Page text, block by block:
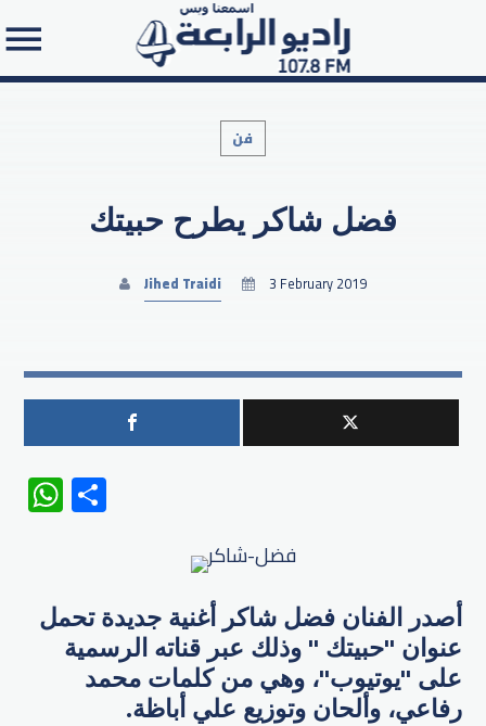
Search in the website:
فن
فضل شاكر يطرح حبيتك
Jihed Traidi 3 February 2019
WhatsApp
أصدر الفنان ​فضل شاكر أغنية جديدة تحمل
عنوان "​حبيتك ​" وذلك عبر قناته الرسمية
على "يوتيوب"، وهي من كلمات محمد
رفاعي، وألحان وتوزيع علي أباظة.